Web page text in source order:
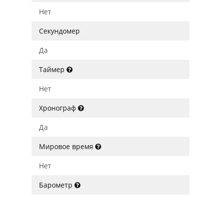
Нет
Секундомер
Да
Таймер
Нет
Хронограф
Да
Мировое время
Нет
Барометр